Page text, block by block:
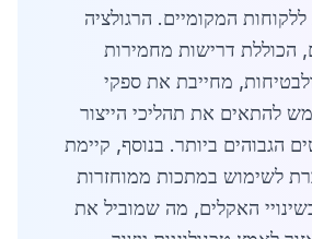
המקומיים. הרגולציה
הכוללת דרישות מחמירות
מחייבת את ספקי
להתאים את תהליכי הייצור
הגבוהים ביותר. בנוסף, קיימת
לשימוש במתכות ממוחזרות
האקלים, מה שמוביל את